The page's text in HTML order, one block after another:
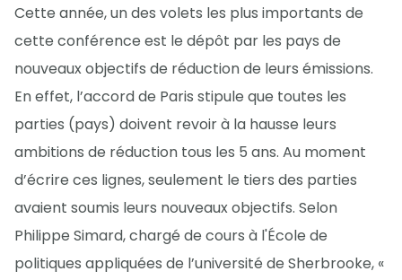
Cette année, un des volets les plus importants de
cette conférence est le dépôt par les pays de
nouveaux objectifs de réduction de leurs émissions.
En effet, l’accord de Paris stipule que toutes les
parties (pays) doivent revoir à la hausse leurs
ambitions de réduction tous les 5 ans. Au moment
d’écrire ces lignes, seulement le tiers des parties
avaient soumis leurs nouveaux objectifs. Selon
Philippe Simard, chargé de cours à l'École de
politiques appliquées de l’université de Sherbrooke, «